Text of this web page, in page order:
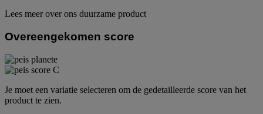
Lees meer over ons duurzame product
Overeengekomen score
Je moet een variatie selecteren om de gedetailleerde score van het
product te zien.